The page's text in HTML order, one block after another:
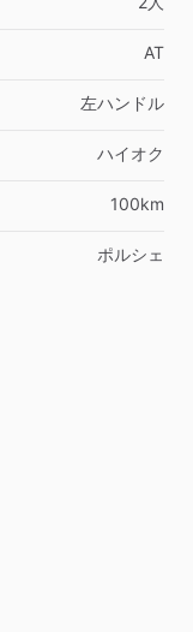
AT
左ハンドル
ハイオク
100km
ポルシェ